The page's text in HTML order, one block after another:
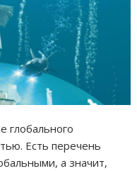
глобального
Есть перечень
а значит,